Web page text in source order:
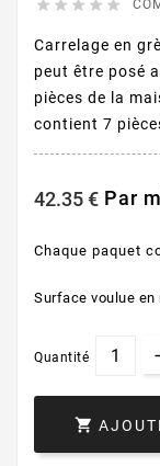
    
Carrelage en
peut être posé
pièces de la
contient 7
42.35 € Par
Chaque paquet
Surface voulue en
Quantité
